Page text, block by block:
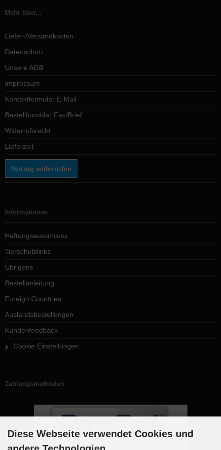
Mehr über...
Liefer-/Versandkosten
Datenschutz
Unsere AGB
Impressum
Kontaktformular E-Mail
Bestellformular Fax/Brief
Widerrufsrecht
Lieferzeit
Vertrag widerrufen
Informationen
Haftungsausschluss
Tierschutzlinks
Übrigens
Bestellanleitung
Foreign Countries
Auslandsbestellungen
Kundenfeedback
Cookie Einstellungen
Zahlungsmethoden
Diese Webseite verwendet Cookies und